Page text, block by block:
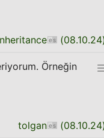
(08.10.24
Örneğin
tolgan (08.10.24